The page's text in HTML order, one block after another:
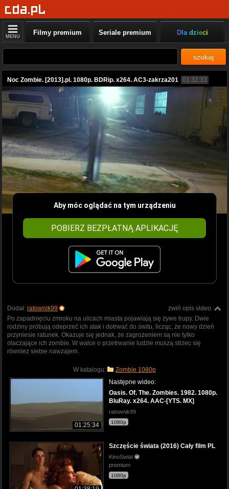
MENU Filmy premium Seriale premium Dla dzieci
szukaj
Noc Zombie. [2013].pl. 1080p. BDRip. x264. AC3-zakrza201 01:32:33
Aby móc oglądać na tym urządzeniu
POBIERZ BEZPŁATNĄ APLIKACJĘ
zwiń opis video
Dodał: ratownik99
Po zapadnięciu zmroku na ulicach miasta pojawiają się żywe trupy. Dwie
rodziny próbują odeprzeć ich atak i dotrwać do świtu, licząc, że nowy dzień
przyniesie ratunek. Okazuje się jednak, że zagrożeniem są nie tylko
otaczające ich zombie. W walce o przetrwanie ludzie muszą strzec się
również siebie nawzajem.
W katalogu: Zombie 1080p
01:25:34
Następne wideo:
Oasis. Of. The. Zombies. 1982. 1080p.
BluRay. x264. AAC-[YTS. MX]
ratownik99
1080p
Szczęście świata (2016) Cały film PL
KinoSwiat
premium
1080p